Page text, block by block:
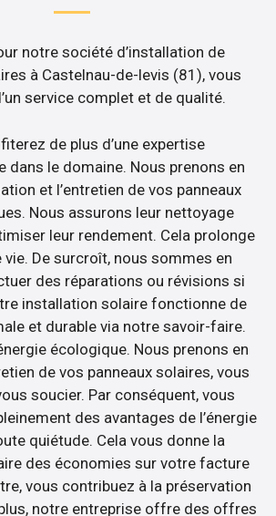
notre société d’installation de
à Castelnau-de-levis (81), vous
service complet et de qualité.
de plus d’une expertise
dans le domaine. Nous prenons en
et l’entretien de vos panneaux
Nous assurons leur nettoyage
leur rendement. Cela prolonge
vie. De surcroît, nous sommes en
des réparations ou révisions si
installation solaire fonctionne de
et durable via notre savoir-faire.
écologique. Nous prenons en
de vos panneaux solaires, vous
soucier. Par conséquent, vous
des avantages de l’énergie
quiétude. Cela vous donne la
des économies sur votre facture
vous contribuez à la préservation
notre entreprise offre des offres